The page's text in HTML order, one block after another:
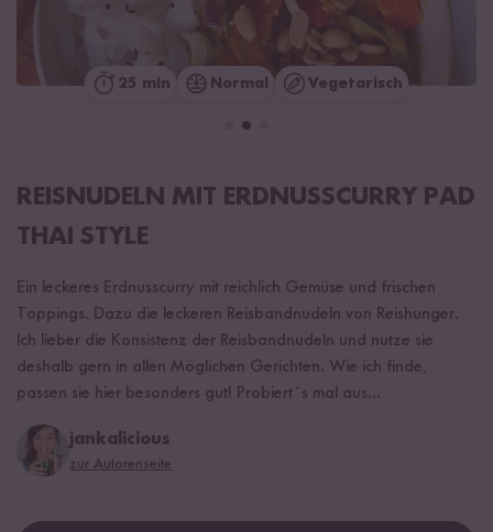
25 min Normal Vegetarisch
REISNUDELN MIT ERDNUSSCURRY PAD
THAI STYLE
Ein leckeres Erdnusscurry mit reichlich Gemüse und frischen
Toppings. Dazu die leckeren Reisbandnudeln von Reishunger.
Ich lieber die Konsistenz der Reisbandnudeln und nutze sie
deshalb gern in allen Möglichen Gerichten. Wie ich finde,
passen sie hier besonders gut! Probiert´s mal aus...
jankalicious
zur Autorenseite